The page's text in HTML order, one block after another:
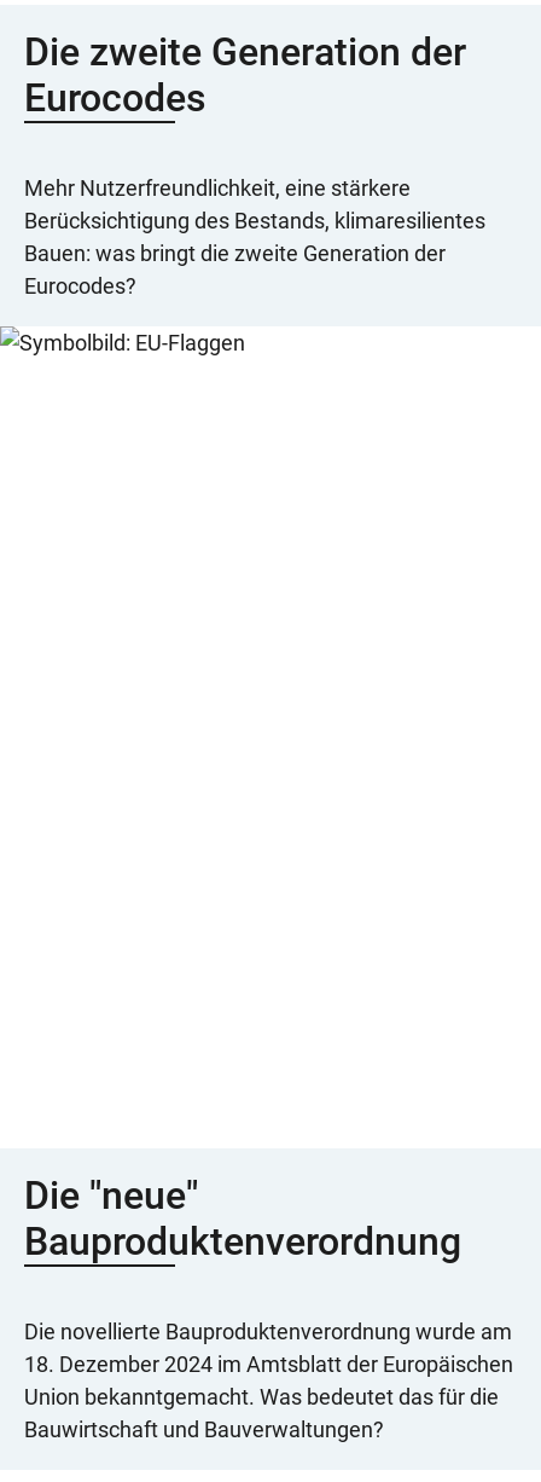
Die zweite Generation der
Eurocodes
Mehr Nutzerfreundlichkeit, eine stärkere
Berücksichtigung des Bestands, klimaresilientes
Bauen: was bringt die zweite Generation der
Eurocodes?
Die "neue"
Bauproduktenverordnung
Die novellierte Bauproduktenverordnung wurde am
18. Dezember 2024 im Amtsblatt der Europäischen
Union bekanntgemacht. Was bedeutet das für die
Bauwirtschaft und Bauverwaltungen?